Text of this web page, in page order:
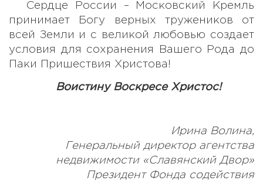
Сердце России – Московский Кремль
принимает Богу верных тружеников от
всей Земли и с великой любовью создает
условия для сохранения Вашего Рода до
Паки Пришествия Христова!
Воистину Воскресе Христос!
Ирина Волина,
Генеральный директор агентства
недвижимости «Славянский Двор»
Президент Фонда содействия